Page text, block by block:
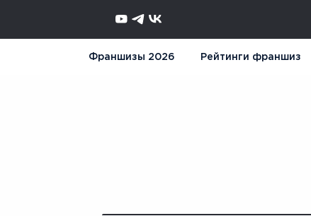
Франшизы 2026 Рейтинги франшиз